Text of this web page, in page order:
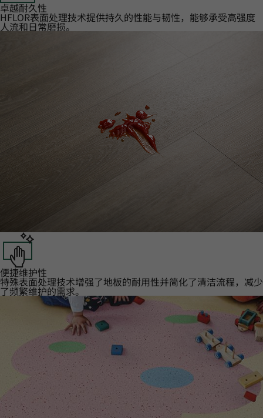
卓越耐久性‌
HFLOR表面处理技术提供持久的性能与韧性，能够承受高强度
人流和日常磨损。
便捷维护性‌
特殊表面处理技术增强了地板的耐用性并简化了清洁流程，减少
了频繁维护的需求。